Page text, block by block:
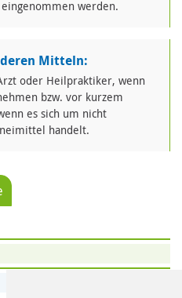
werden.
Mitteln:
oder Heilpraktiker, wenn
bzw. vor kurzem
es sich um nicht
handelt.